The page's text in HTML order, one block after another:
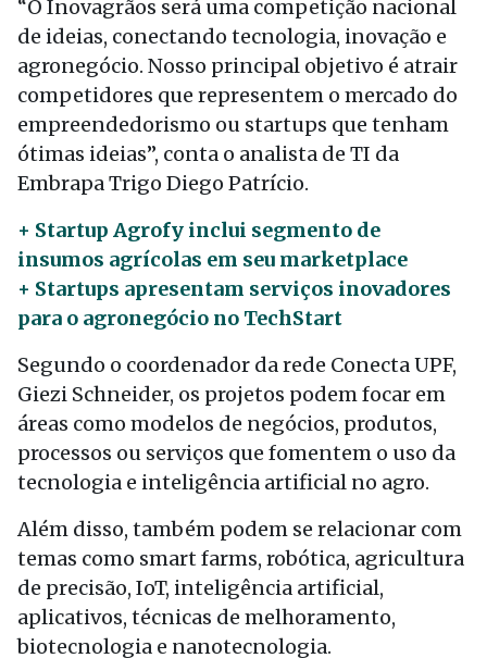
“O Inovagrãos será uma competição nacional
de ideias, conectando tecnologia, inovação e
agronegócio. Nosso principal objetivo é atrair
competidores que representem o mercado do
empreendedorismo ou startups que tenham
ótimas ideias”, conta o analista de TI da
Embrapa Trigo Diego Patrício.
+ Startup Agrofy inclui segmento de
insumos agrícolas em seu marketplace
+ Startups apresentam serviços inovadores
para o agronegócio no TechStart
Segundo o coordenador da rede Conecta UPF,
Giezi Schneider, os projetos podem focar em
áreas como modelos de negócios, produtos,
processos ou serviços que fomentem o uso da
tecnologia e inteligência artificial no agro.
Além disso, também podem se relacionar com
temas como smart farms, robótica, agricultura
de precisão, IoT, inteligência artificial,
aplicativos, técnicas de melhoramento,
biotecnologia e nanotecnologia.